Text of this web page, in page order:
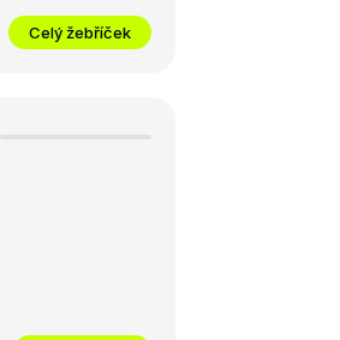
Celý žebříček